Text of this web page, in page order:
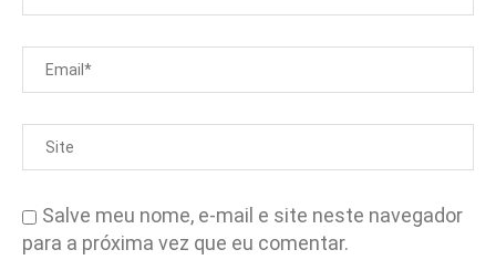
Salve meu nome, e-mail e site neste navegador
para a próxima vez que eu comentar.